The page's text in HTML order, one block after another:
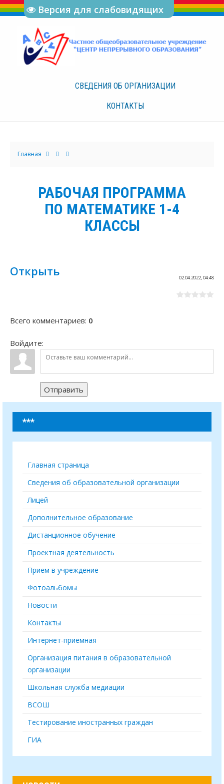
Версия для слабовидящих
СВЕДЕНИЯ ОБ ОРГАНИЗАЦИИ
КОНТАКТЫ
Главная
РАБОЧАЯ ПРОГРАММА
ПО МАТЕМАТИКЕ 1-4
КЛАССЫ
Открыть 02.04.2022, 04:48
Всего комментариев: 0
Войдите:
Отправить
***
Главная страница
Сведения об образовательной организации
Лицей
Дополнительное образование
Дистанционное обучение
Проектная деятельность
Прием в учреждение
Фотоальбомы
Новости
Контакты
Интернет-приемная
Организация питания в образовательной
организации
Школьная служба медиации
ВСОШ
Тестирование иностранных граждан
ГИА